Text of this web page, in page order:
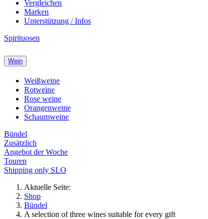
Vergleichen
Marken
Unterstützung / Infos
Spirituosen
Wein
Weißweine
Rotweine
Rose weine
Orangenweine
Schaumweine
Bündel
Zusätzlich
Angebot der Woche
Touren
Shipping only SLO
Aktuelle Seite:
Shop
Bündel
A selection of three wines suitable for every gift